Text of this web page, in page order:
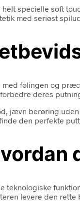
specielle soft
med seriøst
følingen og
deres
jævn berøring
den perfekte
teknologiske
levere den rette